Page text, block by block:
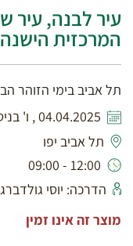
עיר לבנה, עיר
המרכזית
תל אביב בימי הזוהר
04.04.2025 , ו' בניסן תשפ"ה
תל אביב יפו
12:00 - 09:00
הדרכה: יוסי גולדברג
מוצר זה אינו זמין